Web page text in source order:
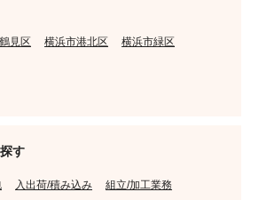
見区 横浜市港北区 横浜市緑区
す
入出荷/積み込み 組立/加工業務